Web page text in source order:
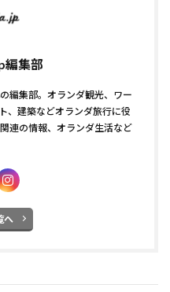
編集部
編集部。オランダ観光、ワー
、建築などオランダ旅行に役
連の情報、オランダ生活など
へ